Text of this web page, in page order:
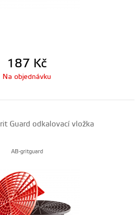
187 Kč
Na objednávku
Guard odkalovací vložka
AB-gritguard